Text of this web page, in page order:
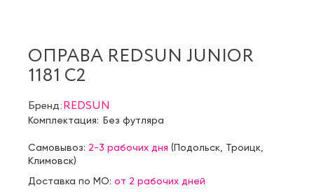
ОПРАВА REDSUN JUNIOR
1181 С2
Бренд:REDSUN
Комплектация: Без футляра
Самовывоз: 2-3 рабочих дня (Подольск Троицк
Климовск)
Доставка по МО: от 2 рабочих дней